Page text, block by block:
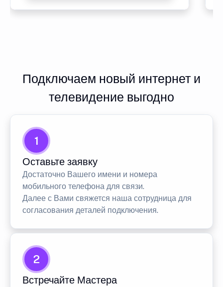
Подключаем новый интернет и
телевидение выгодно
1
Оставьте заявку
Достаточно Вашего имени и номера
мобильного телефона для связи.
Далее с Вами свяжется наша сотрудница для
согласования деталей подключения.
2
Встречайте Мастера